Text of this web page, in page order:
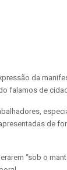
da
falamos de
de
“sob o